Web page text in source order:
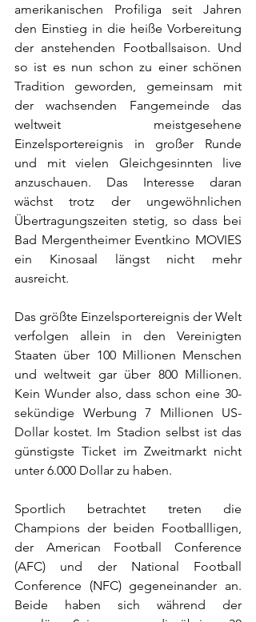
amerikanischen Profiliga seit Jahren
den Einstieg in die heiße Vorbereitung
der anstehenden Footballsaison. Und
so ist es nun schon zu einer schönen
Tradition geworden, gemeinsam mit
der wachsenden Fangemeinde das
weltweit meistgesehene
Einzelsportereignis in großer Runde
und mit vielen Gleichgesinnten live
anzuschauen. Das Interesse daran
wächst trotz der ungewöhnlichen
Übertragungszeiten stetig, so dass bei
Bad Mergentheimer Eventkino MOVIES
ein Kinosaal längst nicht mehr
ausreicht.
Das größte Einzelsportereignis der Welt
verfolgen allein in den Vereinigten
Staaten über 100 Millionen Menschen
und weltweit gar über 800 Millionen.
Kein Wunder also, dass schon eine 30-
sekündige Werbung 7 Millionen US-
Dollar kostet. Im Stadion selbst ist das
günstigste Ticket im Zweitmarkt nicht
unter 6.000 Dollar zu haben.
Sportlich betrachtet treten die
Champions der beiden Footballligen,
der American Football Conference
(AFC) und der National Football
Conference (NFC) gegeneinander an.
Beide haben sich während der